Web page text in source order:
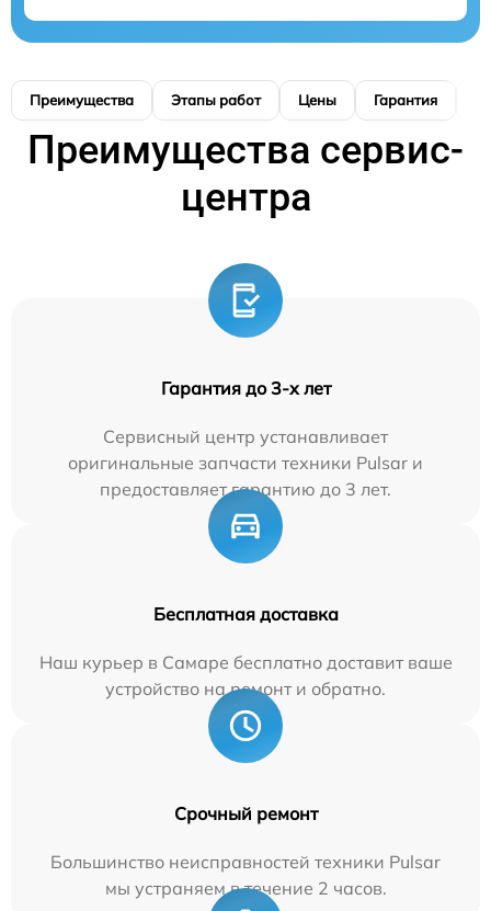
Преимущества Этапы работ Цены Гарантия
Преимущества сервис-
центра
Гарантия до 3-х лет
Сервисный центр устанавливает
оригинальные запчасти техники Pulsar и
предоставляет гарантию до 3 лет.
Бесплатная доставка
Наш курьер в Самаре бесплатно доставит ваше
устройство на ремонт и обратно.
Срочный ремонт
Большинство неисправностей техники Pulsar
мы устраняем в течение 2 часов.